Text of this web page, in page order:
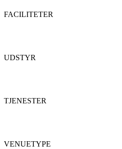
FACILITETER
UDSTYR
TJENESTER
VENUETYPE